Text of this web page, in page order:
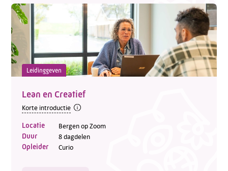
Leidinggeven
Lean en Creatief
Korte introductie
Locatie Bergen op Zoom
Duur 8 dagdelen
Opleider Curio